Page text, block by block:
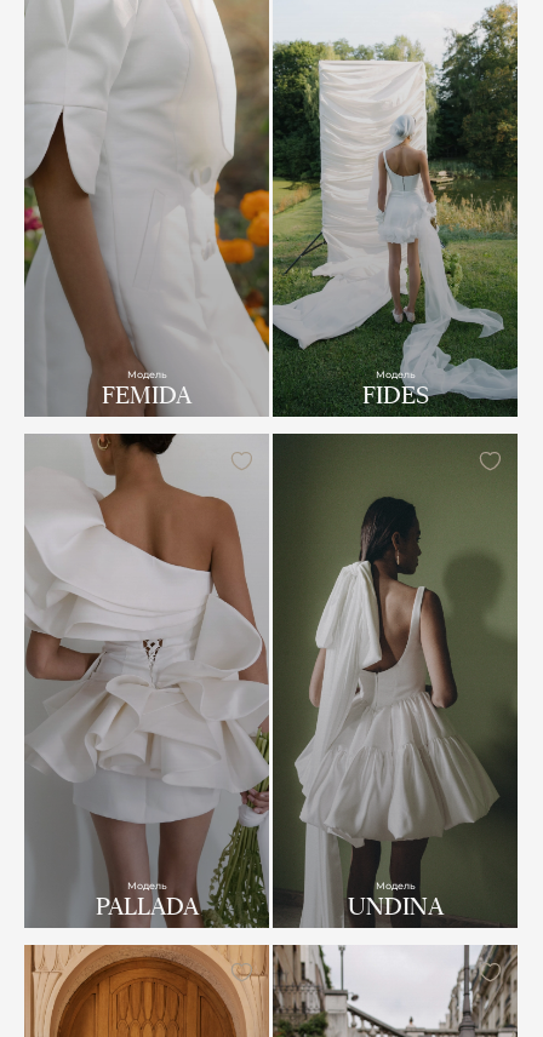
Модель
FEMIDA
Модель
FIDES
Модель
PALLADA
Модель
UNDINA